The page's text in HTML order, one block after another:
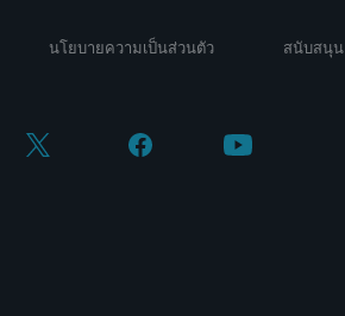
นโยบายความเป็นส่วนตัว สนับสนุน